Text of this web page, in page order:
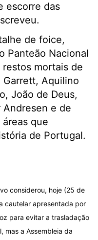
escorre das
de foice,
Panteão Nacional
mortais de
Aquilino
João de Deus,
e de
que
de Portugal.
considerou, hoje (25 de
cautelar apresentada por
para evitar a trasladação
mas a Assembleia da